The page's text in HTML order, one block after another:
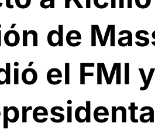
de
el FMI